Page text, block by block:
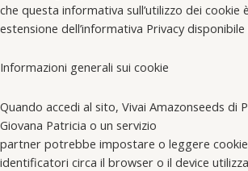
che questa informativa sull’utilizzo dei cookie
estensione dell’informativa Privacy
Informazioni generali sui cookie
Quando accedi al sito, Vivai Amazonseeds di
Giovana Patricia o un servizio
partner potrebbe impostare o leggere
identificatori circa il browser o il device